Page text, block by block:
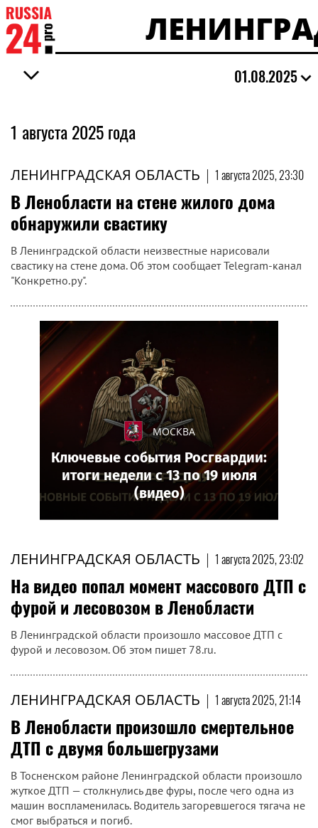
01.08.2025
1 августа 2025 года
ЛЕНИНГРАДСКАЯ ОБЛАСТЬ | 1 августа 2025, 23:30
В Ленобласти на стене жилого дома
обнаружили свастику
В Ленинградской области неизвестные нарисовали
свастику на стене дома. Об этом сообщает Telegram-канал
"Конкретно.ру".
ЛЕНИНГРАДСКАЯ ОБЛАСТЬ | 1 августа 2025, 23:02
На видео попал момент массового ДТП с
фурой и лесовозом в Ленобласти
В Ленинградской области произошло массовое ДТП с
фурой и лесовозом. Об этом пишет 78.ru.
ЛЕНИНГРАДСКАЯ ОБЛАСТЬ | 1 августа 2025, 21:14
В Ленобласти произошло смертельное
ДТП с двумя большегрузами
В Тосненском районе Ленинградской области произошло
жуткое ДТП — столкнулись две фуры, после чего одна из
машин воспламенилась. Водитель загоревшегося тягача не
смог выбраться и погиб.
МОСКВА
Ключевые события Росгвардии:
итоги недели с 13 по 19 июля
(видео)